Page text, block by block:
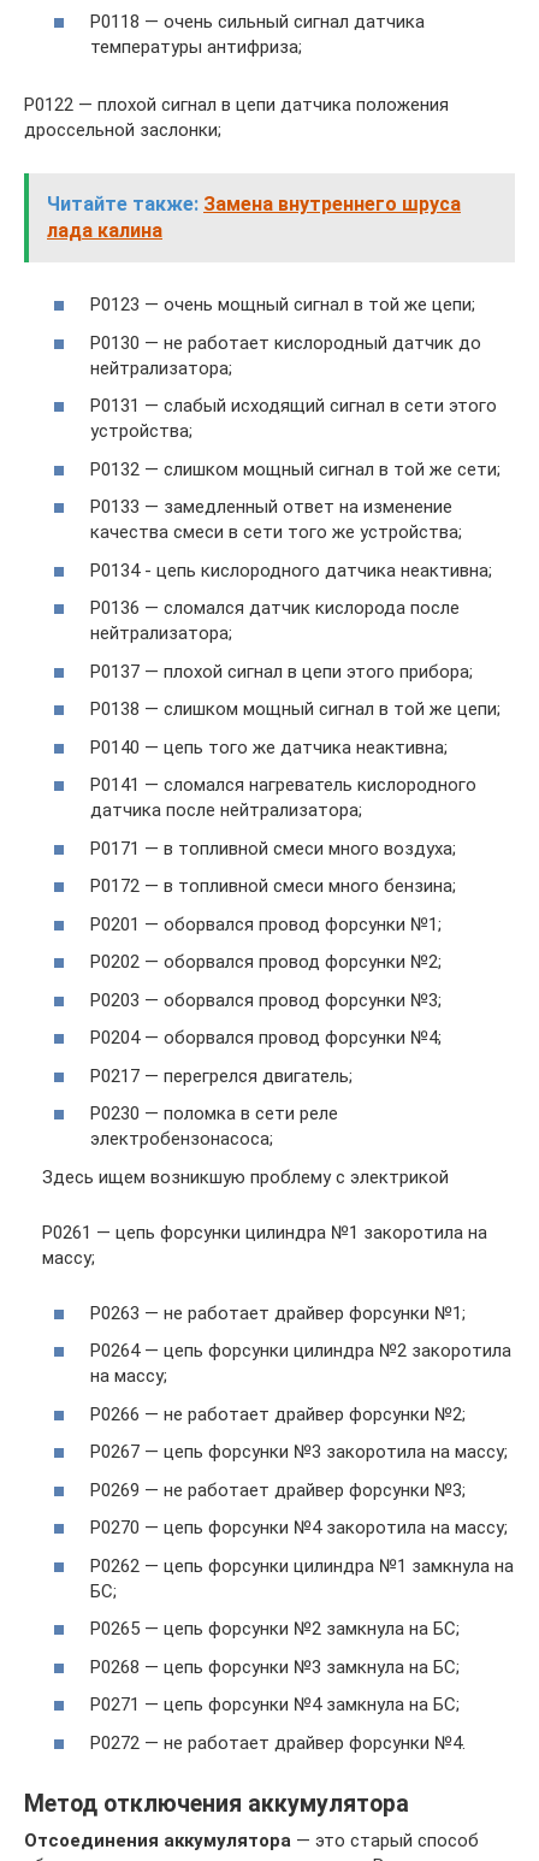
P0118 — очень сильный сигнал датчика
температуры антифриза;
P0122 — плохой сигнал в цепи датчика положения
дроссельной заслонки;
Читайте также: Замена внутреннего шруса
лада калина
P0123 — очень мощный сигнал в той же цепи;
P0130 — не работает кислородный датчик до
нейтрализатора;
P0131 — слабый исходящий сигнал в сети этого
устройства;
P0132 — слишком мощный сигнал в той же сети;
P0133 — замедленный ответ на изменение
качества смеси в сети того же устройства;
P0134 ­- цепь кислородного датчика неактивна;
P0136 — сломался датчик кислорода после
нейтрализатора;
P0137 — плохой сигнал в цепи этого прибора;
P0138 — слишком мощный сигнал в той же цепи;
P0140 — цепь того же датчика неактивна;
P0141 — сломался нагреватель кислородного
датчика после нейтрализатора;
P0171 — в топливной смеси много воздуха;
P0172 — в топливной смеси много бензина;
P0201 — оборвался провод форсунки №1;
P0202 — оборвался провод форсунки №2;
P0203 — оборвался провод форсунки №3;
P0204 — оборвался провод форсунки №4;
P0217 — перегрелся двигатель;
P0230 — поломка в сети реле
электробензонасоса;
Здесь ищем возникшую проблему с электрикой
P0261 — цепь форсунки цилиндра №1 закоротила на
массу;
P0263 — не работает драйвер форсунки №1;
P0264 — цепь форсунки цилиндра №2 закоротила
на массу;
P0266 — не работает драйвер форсунки №2;
P0267 — цепь форсунки №3 закоротила на массу;
P0269 — не работает драйвер форсунки №3;
P0270 — цепь форсунки №4 закоротила на массу;
P0262 — цепь форсунки цилиндра №1 замкнула на
БС;
P0265 — цепь форсунки №2 замкнула на БС;
P0268 — цепь форсунки №3 замкнула на БС;
P0271 — цепь форсунки №4 замкнула на БС;
P0272 — не работает драйвер форсунки №4.
Метод отключения аккумулятора
Отсоединения аккумулятора — это старый способ